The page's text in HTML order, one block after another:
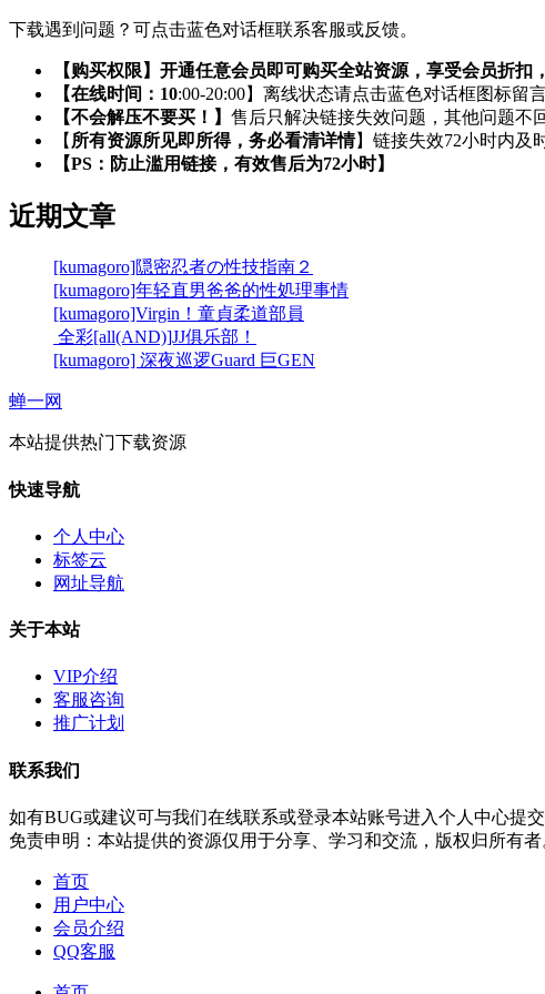
下载遇到问题？可点击蓝色对话框联系客服或反馈。
【购买权限】开通任意会员即可购买全站资源，享受会员折扣
【在线时间：10:00-20:00】离线状态请点击蓝色对话框图标留
【不会解压不要买！】 售后只解决链接失效问题，其他问题不
【 所有资源所见即所得，务必看清详情】链接失效72小时内及
【PS：防止滥用链接，有效售后为72小时】
近期文章
[kumagoro]隠密忍者の性技指南２
[kumagoro]年轻直男爸爸的性処理事情
[kumagoro]Virgin！童貞柔道部員
全彩[all(AND)]JJ俱乐部！
[kumagoro] 深夜巡逻Guard 巨GEN
蝉一网
本站提供热门下载资源
快速导航
个人中心
标签云
网址导航
关于本站
VIP介绍
客服咨询
推广计划
联系我们
如有BUG或建议可与我们在线联系或登录本站账号进入个人中心提交
免责申明：本站提供的资源仅用于分享、学习和交流，版权归所有
首页
用户中心
会员介绍
QQ客服